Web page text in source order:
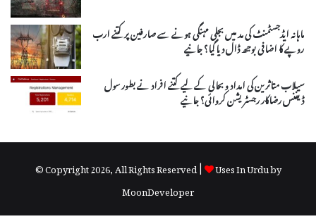
ماہانہ ایڈجسٹمنٹ کی مد میں بجلی مہنگی ہونے سے صارفین پر کتنے ارب
روپے کا اضافی بوجھ ڈال دیا گیا؟ جانیے
سیلاب متاثرین کی امداد و بحالی کے لیے کتنے افراد نے بطور سول
ڈیفنس رضاکار رجسٹریشن کروائی؟ جانیے
© Copyright 2026, All Rights Reserved |
Uses In Urdu by
MoonDeveloper